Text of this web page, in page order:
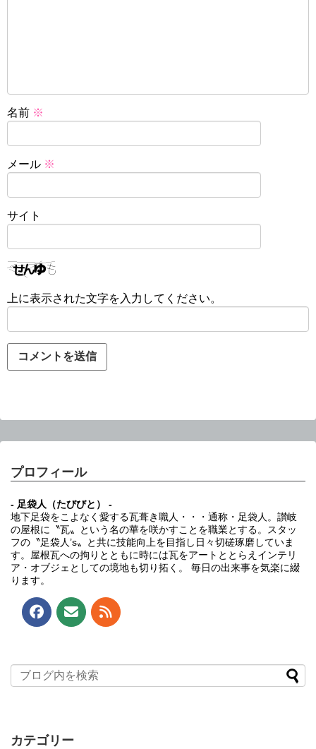
名前 ※
メール ※
サイト
上に表示された文字を入力してください。
プロフィール
- 足袋人（たびびと） -
地下足袋をこよなく愛する瓦葺き職人・・・通称・足袋人。讃岐
の屋根に〝瓦〟という名の華を咲かすことを職業とする。スタッ
フの〝足袋人’s〟と共に技能向上を目指し日々切磋琢磨していま
す。屋根瓦への拘りとともに時には瓦をアートととらえインテリ
ア・オブジェとしての境地も切り拓く。 毎日の出来事を気楽に綴
ります。
カテゴリー